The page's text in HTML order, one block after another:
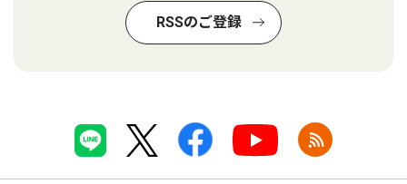
RSSのご登録